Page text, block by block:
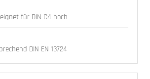
für DIN C4 hoch
DIN EN 13724